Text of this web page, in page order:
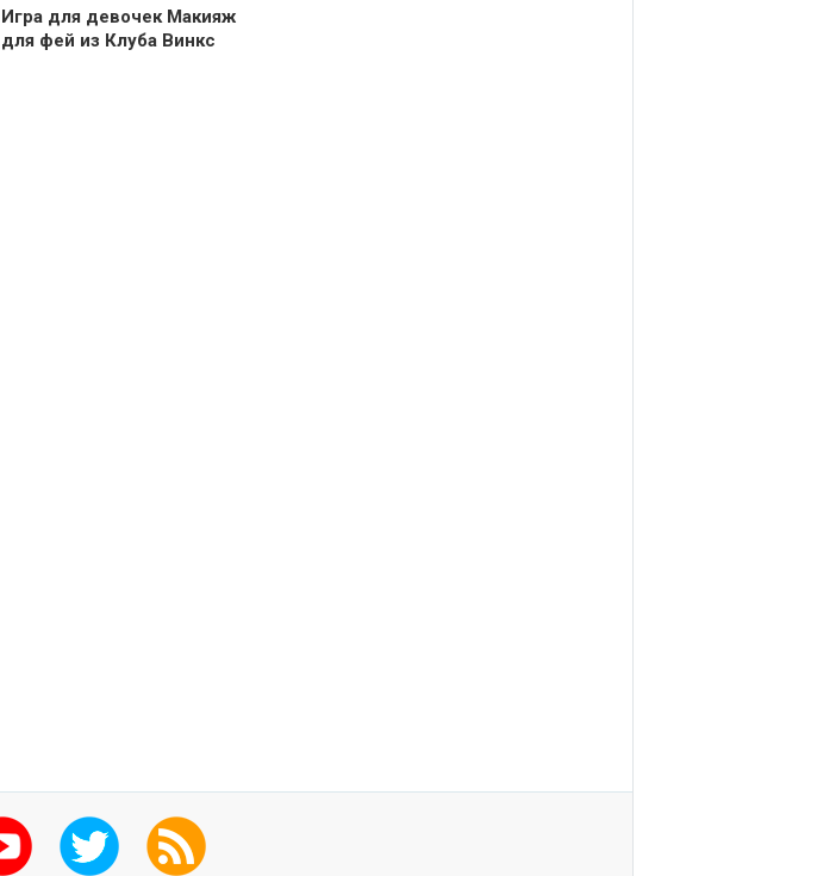
Игра для девочек Макияж
для фей из Клуба Винкс